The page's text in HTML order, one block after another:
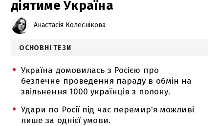
діятиме Україна
Анастасія Колеснікова
ОСНОВНІ ТЕЗИ
Україна домовилась з Росією про
безпечне проведення параду в обмін на
звільнення 1000 українців з полону.
Удари по Росії під час перемир'я можливі
лише за однієї умови.